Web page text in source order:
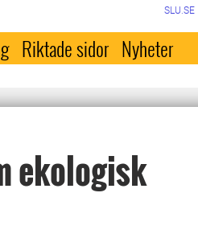
SLU.SE
Riktade sidor Nyheter
ekologisk